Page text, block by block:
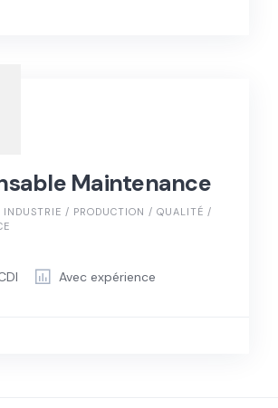
Maintenance
INDUSTRIE / PRODUCTION / QUALITÉ /
Avec expérience